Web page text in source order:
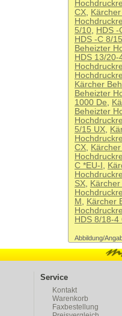
CX
5/10 HDS -
HDS -C 8/
Beheizter
HDS 13/20-
Kärcher
Beheizter
1000 De
Beheizter
5/15 UX
CX
C *EU-I
SX
M
Kärcher
HDS 8/18-4
Abbildung/
Service
Kontakt
Warenkorb
Faxbestellung